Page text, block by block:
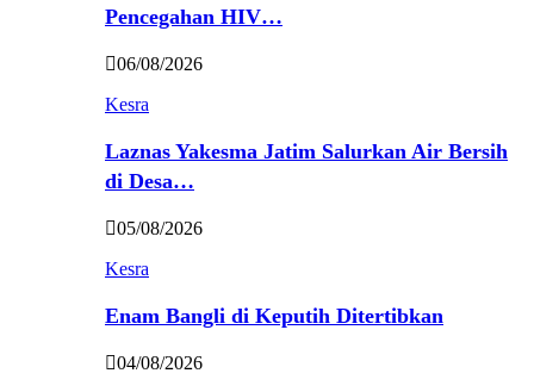
Pencegahan HIV…
06/08/2026
Kesra
Laznas Yakesma Jatim Salurkan Air Bersih
di Desa…
05/08/2026
Kesra
Enam Bangli di Keputih Ditertibkan
04/08/2026